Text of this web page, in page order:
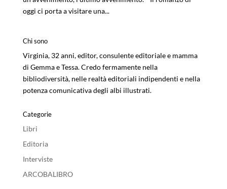
oggi ci porta a visitare una...
Chi sono
Virginia, 32 anni, editor, consulente editoriale e mamma
di Gemma e Tessa. Credo fermamente nella
bibliodiversità, nelle realtà editoriali indipendenti e nella
potenza comunicativa degli albi illustrati.
Categorie
Libri
Editoria
Interviste
ARCOBALIBRO